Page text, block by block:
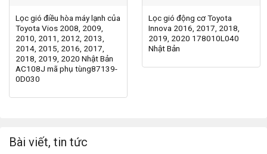
Lọc gió điều hòa máy lạnh của
Toyota Vios 2008, 2009,
2010, 2011, 2012, 2013,
2014, 2015, 2016, 2017,
2018, 2019, 2020 Nhật Bản
AC108J mã phụ tùng87139-
0D030
Lọc gió động cơ Toyota
Innova 2016, 2017, 2018,
2019, 2020 178010L040
Nhật Bản
Bài viết, tin tức